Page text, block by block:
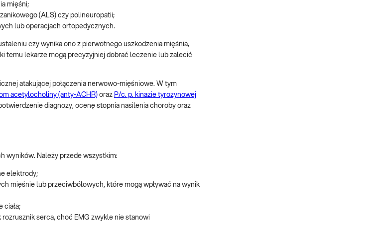
mięśni;
(ALS) czy polineuropatii;
lub operacjach ortopedycznych.
czy wynika ono z pierwotnego uszkodzenia mięśnia,
temu lekarze mogą precyzyjniej dobrać leczenie lub zalecić
atakującej połączenia nerwowo-mięśniowe. W tym
acetylocholiny (anty-ACHR) oraz P/c. p. kinazie tyrozynowej
diagnozy, ocenę stopnia nasilenia choroby oraz
wyników. Należy przede wszystkim:
elektrody;
mięśnie lub przeciwbólowych, które mogą wpływać na wynik
ciała;
serca, choć EMG zwykle nie stanowi